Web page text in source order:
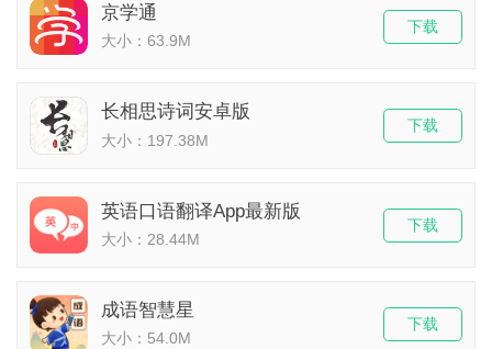
京学通
大小：63.9M
下载
长相思诗词安卓版
大小：197.38M
下载
英语口语翻译App最新版
大小：28.44M
下载
成语智慧星
大小：54.0M
下载